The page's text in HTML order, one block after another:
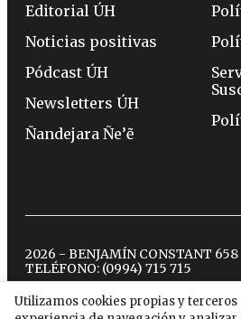
Utilizamos cookies propias y
Editorial ÚH
Noticias positivas
Pódcast ÚH
Newsletters ÚH
Ñandejara Ñe’ẽ
2026 - BENJAMÍN CONSTANT
TELÉFONO: (0994) 715 715